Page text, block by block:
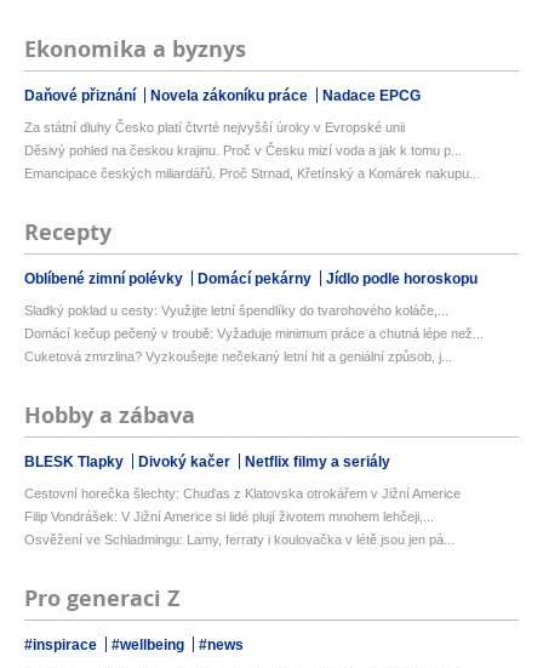
Ekonomika a byznys
Daňové přiznání Novela zákoníku práce Nadace EPCG
Za státní dluhy Česko platí čtvrté nejvyšší úroky v Evropské unii
Děsivý pohled na českou krajinu. Proč v Česku mizí voda a jak k tomu p...
Emancipace českých miliardářů. Proč Strnad, Křetínský a Komárek nakupu...
Recepty
Oblíbené zimní polévky Domácí pekárny Jídlo podle horoskopu
Sladký poklad u cesty: Využijte letní špendlíky do tvarohového koláče,...
Domácí kečup pečený v troubě: Vyžaduje minimum práce a chutná lépe než...
Cuketová zmrzlina? Vyzkoušejte nečekaný letní hit a geniální způsob, j...
Hobby a zábava
BLESK Tlapky Divoký kačer Netflix filmy a seriály
Cestovní horečka šlechty: Chuďas z Klatovska otrokářem v Jižní Americe
Filip Vondrášek: V Jižní Americe si lidé plují životem mnohem lehčeji,...
Osvěžení ve Schladmingu: Lamy, ferraty i koulovačka v létě jsou jen pá...
Pro generaci Z
#inspirace #wellbeing #news